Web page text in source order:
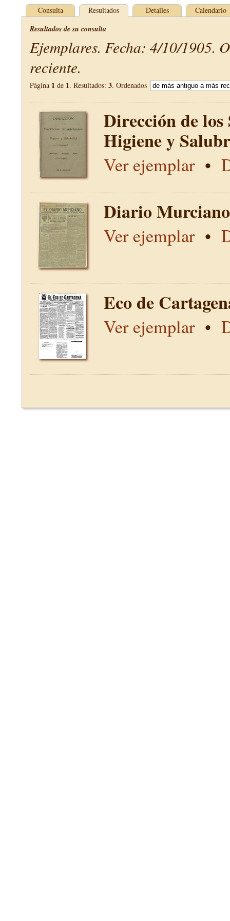
Consulta Resultados Detalles Calendario
Resultados de su consulta
Ejemplares. Fecha: 4/10/1905.
reciente.
Página 1 de 1. Resultados: 3. Ordenados
Dirección de
Higiene y
Ver ejemplar•
Diario
Ver ejemplar•
Eco de
Ver ejemplar•